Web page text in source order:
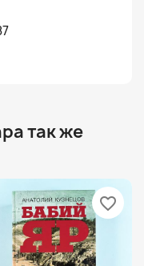
так же
favorite_border